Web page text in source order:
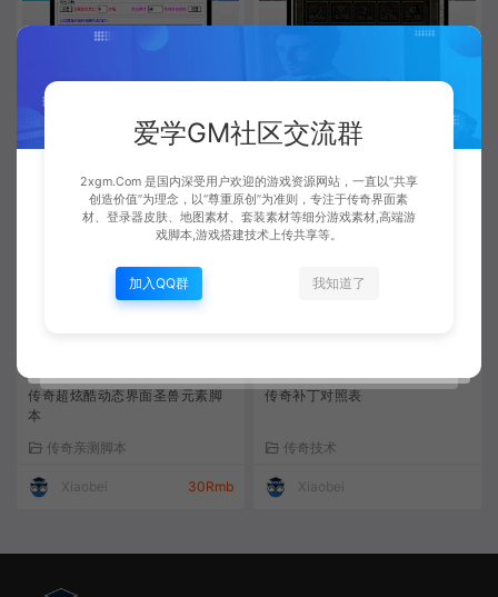
传奇自动巡航挂机脚本[插件界面
第二版]
Xiaobei 50Rmb
传奇装备栏加星脚本[装备位置强
传奇亲测脚本
Xiaobei
传奇超炫酷动态界面圣兽元素脚
本
传奇亲测脚本
Xiaobei 30Rmb
传奇补丁对照表
传奇技术
Xiaobei
爱学GM社区交流群
2xgm.Com 是国内深受用户欢迎的游戏资源网站，一直以“共享
创造价值”为理念，以“尊重原创”为准则，专注于传奇界面素
材、登录器皮肤、地图素材、套装素材等细分游戏素材,高端游
戏脚本,游戏搭建技术上传共享等。
加入QQ群 我知道了